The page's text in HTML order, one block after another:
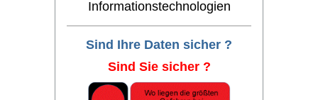
Informationstechnologien
Sind Ihre Daten sicher ?
Sind Sie sicher ?